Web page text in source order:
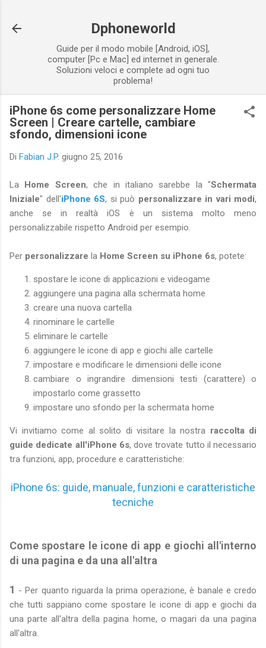
Dphoneworld
Guide per il modo mobile [Android, iOS],
computer [Pc e Mac] ed internet in generale.
Soluzioni veloci e complete ad ogni tuo
problema!
iPhone 6s come personalizzare Home
Screen | Creare cartelle, cambiare
sfondo, dimensioni icone
Di Fabian J.P. giugno 25, 2016
La Home Screen, che in italiano sarebbe la "Schermata
Iniziale" dell'iPhone 6S, si può personalizzare in vari modi,
anche se in realtà iOS è un sistema molto meno
personalizzabile rispetto Android per esempio.
Per personalizzare la Home Screen su iPhone 6s, potete:
spostare le icone di applicazioni e videogame
aggiungere una pagina alla schermata home
creare una nuova cartella
rinominare le cartelle
eliminare le cartelle
aggiungere le icone di app e giochi alle cartelle
impostare e modificare le dimensioni delle icone
cambiare o ingrandire dimensioni testi (carattere) o
impostarlo come grassetto
impostare uno sfondo per la schermata home
Vi invitiamo come al solito di visitare la nostra raccolta di
guide dedicate all'iPhone 6s, dove trovate tutto il necessario
tra funzioni, app, procedure e caratteristiche:
iPhone 6s: guide, manuale, funzioni e caratteristiche
tecniche
Come spostare le icone di app e giochi all'interno
di una pagina e da una all'altra
1 - Per quanto riguarda la prima operazione, è banale e credo
che tutti sappiano come spostare le icone di app e giochi da
una parte all'altra della pagina home, o magari da una pagina
all'altra.